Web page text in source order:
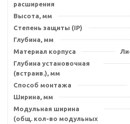
расширения
Высота, мм
Степень защиты (IP)
Глубина, мм
Материал корпуса
Глубина установочная
(встраив.), мм
Способ монтажа
Ширина, мм
Модульная ширина
(общ. кол-во модульных